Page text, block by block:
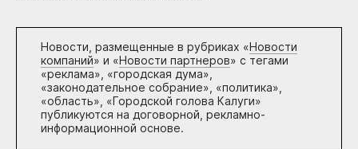
Новости, размещенные в рубриках «Новости
компаний» и «Новости партнеров» с тегами
«реклама», «городская дума»,
«законодательное собрание», «политика»,
«область», «Городской голова Калуги»
публикуются на договорной, рекламно-
информационной основе.